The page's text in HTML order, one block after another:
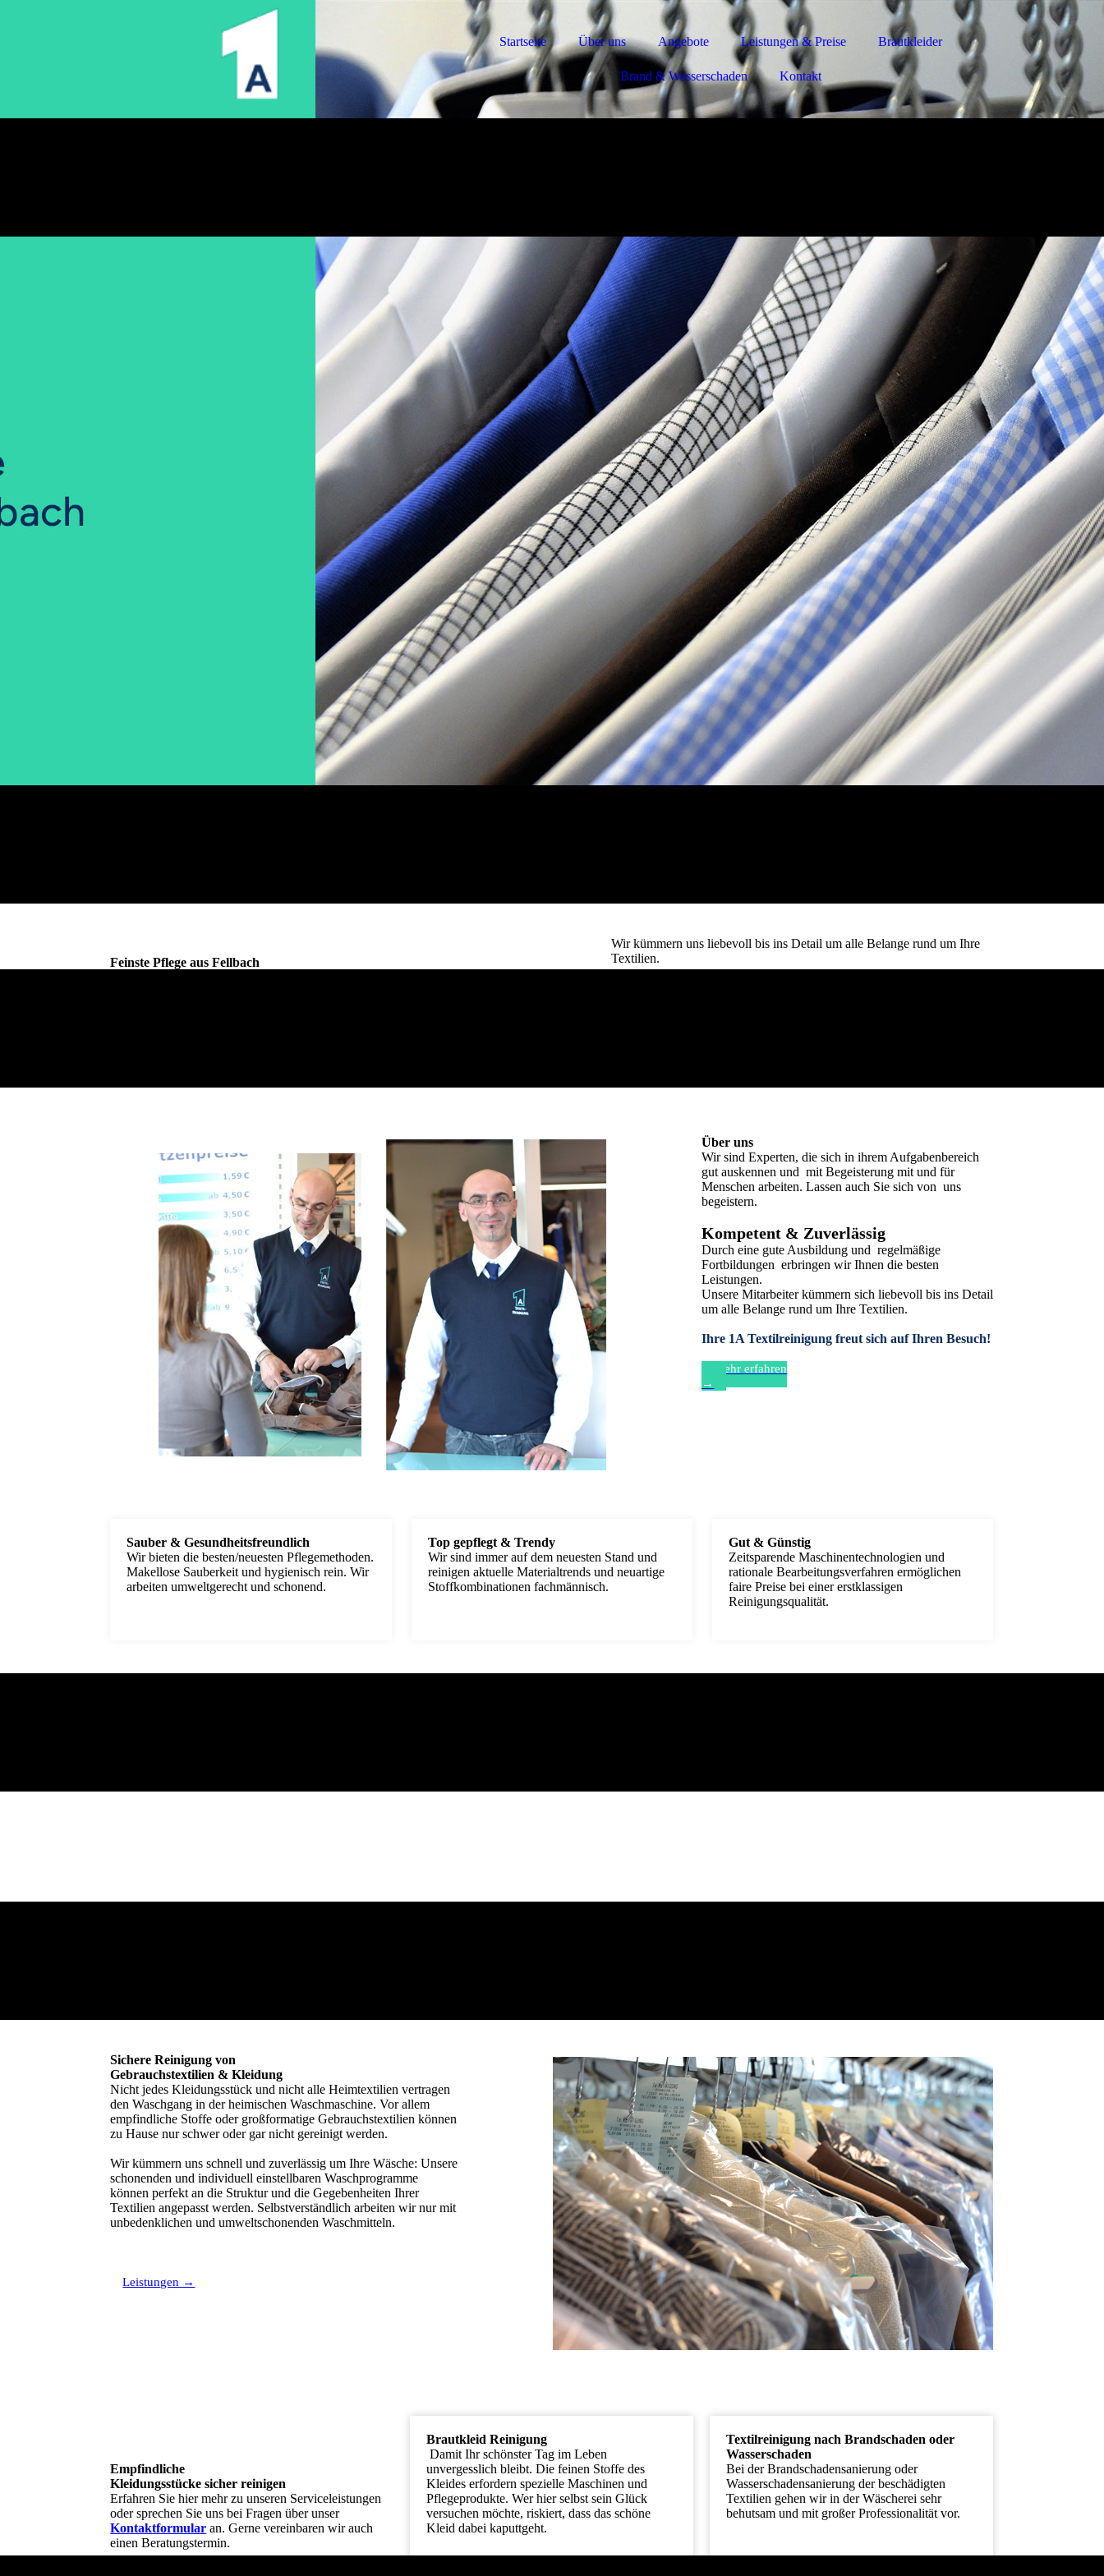
Startseite Über uns Angebote Leistungen & Preise Brautkleider
Brand & Wasserschaden Kontakt
Feinste Pflege aus Fellbach
Wir kümmern uns liebevoll bis ins Detail um alle Belange rund um Ihre
Textilien.
Über uns
Wir sind Experten, die sich in ihrem Aufgabenbereich
gut auskennen und mit Begeisterung mit und für
Menschen arbeiten. Lassen auch Sie sich von uns
begeistern.
Kompetent & Zuverlässig
Durch eine gute Ausbildung und regelmäßige
Fortbildungen erbringen wir Ihnen die besten
Leistungen.
Unsere Mitarbeiter kümmern sich liebevoll bis ins Detail
um alle Belange rund um Ihre Textilien.
Ihre 1A Textilreinigung freut sich auf Ihren Besuch!
Mehr erfahren
→
Sauber & Gesundheitsfreundlich
Wir bieten die besten/neuesten Pflegemethoden.
Makellose Sauberkeit und hygienisch rein. Wir
arbeiten umweltgerecht und schonend.
Top gepflegt & Trendy
Wir sind immer auf dem neuesten Stand und
reinigen aktuelle Materialtrends und neuartige
Stoffkombinationen fachmännisch.
Gut & Günstig
Zeitsparende Maschinentechnologien und
rationale Bearbeitungsverfahren ermöglichen
faire Preise bei einer erstklassigen
Reinigungsqualität.
Sichere Reinigung von
Gebrauchstextilien & Kleidung
Nicht jedes Kleidungsstück und nicht alle Heimtextilien vertragen
den Waschgang in der heimischen Waschmaschine. Vor allem
empfindliche Stoffe oder großformatige Gebrauchstextilien können
zu Hause nur schwer oder gar nicht gereinigt werden.
Wir kümmern uns schnell und zuverlässig um Ihre Wäsche: Unsere
schonenden und individuell einstellbaren Waschprogramme
können perfekt an die Struktur und die Gegebenheiten Ihrer
Textilien angepasst werden. Selbstverständlich arbeiten wir nur mit
unbedenklichen und umweltschonenden Waschmitteln.
Leistungen →
Empfindliche
Kleidungsstücke sicher reinigen
Erfahren Sie hier mehr zu unseren Serviceleistungen
oder sprechen Sie uns bei Fragen über unser
Kontaktformular an. Gerne vereinbaren wir auch
einen Beratungstermin.
Brautkleid Reinigung
Damit Ihr schönster Tag im Leben
unvergesslich bleibt. Die feinen Stoffe des
Kleides erfordern spezielle Maschinen und
Pflegeprodukte. Wer hier selbst sein Glück
versuchen möchte, riskiert, dass das schöne
Kleid dabei kaputtgeht.
Überlassen Sie die professionelle Reinigung
Textilreinigung nach Brandschaden oder
Wasserschaden
Bei der Brandschadensanierung oder
Wasserschadensanierung der beschädigten
Textilien gehen wir in der Wäscherei sehr
behutsam und mit großer Professionalität vor.
Textilreinigung nach Brandschaden oder